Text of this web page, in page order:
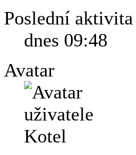
Poslední aktivita
dnes 09:48
Avatar